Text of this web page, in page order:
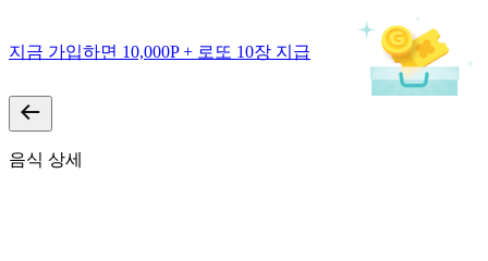
지금 가입하면 10,000P + 로또 10장 지급
음식 상세